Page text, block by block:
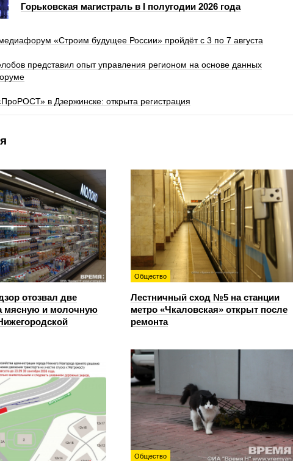
Горьковская магистраль в I полугодии 2026 года
«Строим будущее России» пройдёт с 3 по 7 августа
представил опыт управления регионом на основе данных
в Дзержинске: открыта регистрация
отозвал две
мясную и молочную
Общество
Лестничный сход №5 на станции
метро «Чкаловская» открыт после
ремонта
Общество